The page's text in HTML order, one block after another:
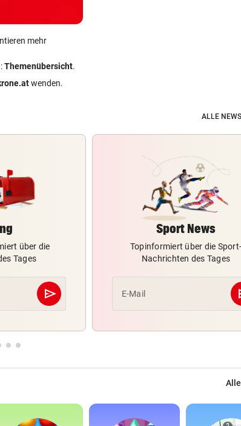
mehr
Themenübersicht.
wenden.
ALLE
über die
Tages
send
Abschicken
Sport News
Topinformiert über die
Nachrichten des Tages
E-Mail